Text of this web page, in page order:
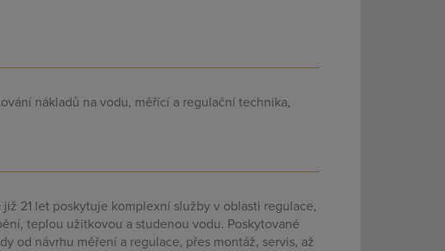
nákladů na vodu, měřící a regulační technika,
21 let poskytuje komplexní služby v oblasti regulace,
teplou užitkovou a studenou vodu. Poskytované
od návrhu měření a regulace, přes montáž, servis, až